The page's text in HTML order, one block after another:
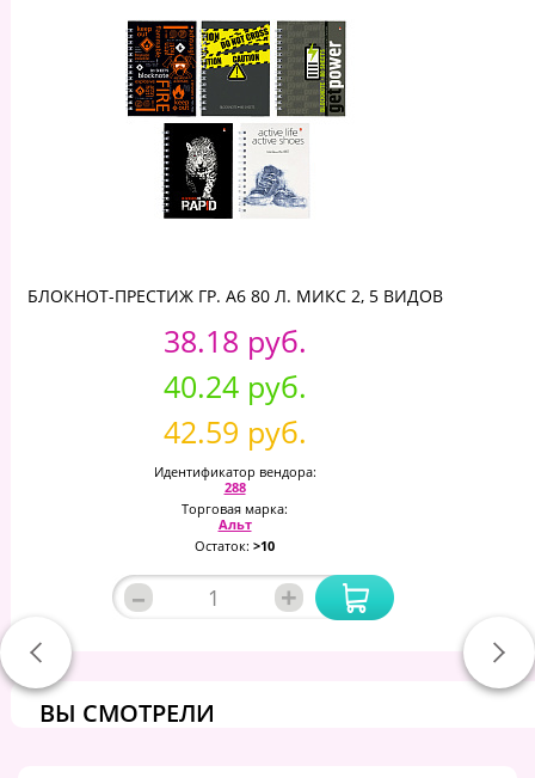
БЛОКНОТ-ПРЕСТИЖ ГР. А6 80 Л. МИКС 2, 5 ВИДОВ
38.18 руб.
40.24 руб.
42.59 руб.
Идентификатор вендора:
288
Торговая марка:
Альт
Остаток: >10
– +
ВЫ СМОТРЕЛИ